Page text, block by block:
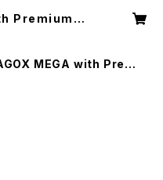
Premium C
MEGA with Premi